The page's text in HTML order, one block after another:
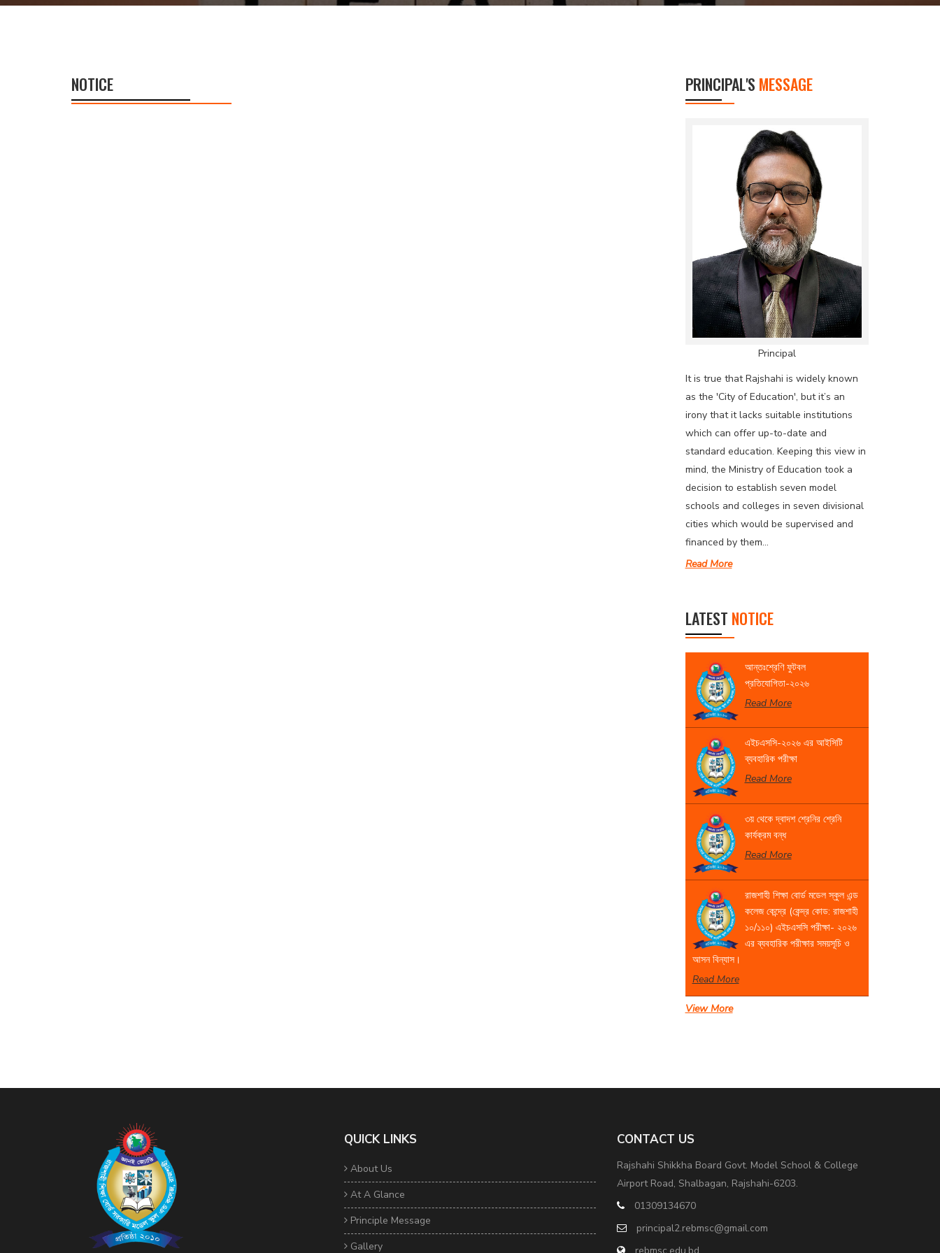
NOTICE PRINCIPAL'S MESSAGE
Principal
It is true that Rajshahi is widely known
as the 'City of Education', but it’s an
irony that it lacks suitable institutions
which can offer up-to-date and
standard education. Keeping this view in
mind, the Ministry of Education took a
decision to establish seven model
schools and colleges in seven divisional
cities which would be supervised and
financed by them...
Read More
LATEST NOTICE
আন্তঃশ্রেণি ফুটবল
প্রতিযোগিতা-২০২৬
Read More
এইচএসসি-২০২৬ এর আইসিটি
ব্যবহারিক পরীক্ষা
Read More
৩য় থেকে দ্বাদশ শ্রেনির শ্রেনি
কার্যক্রম বন্ধ
Read More
রাজশাহী শিক্ষা বোর্ড মডেল স্কুল এন্ড
কলেজ কেন্দ্রে (কেন্দ্র কোড: রাজশাহী
১০/১১০) এইচএসসি পরীক্ষা- ২০২৬
এর ব্যবহারিক পরীক্ষার সময়সূচি ও
আসন বিন্যাস।
Read More
View More
QUICK LINKS
About Us
At A Glance
Principle Message
Gallery
CONTACT US
Rajshahi Shikkha Board Govt. Model School & College
Airport Road, Shalbagan, Rajshahi-6203.
01309134670
principal2.rebmsc@gmail.com
rebmsc.edu.bd